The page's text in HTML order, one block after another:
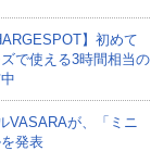
】初めて
で使える3時間相当の
VASARAが、「ミニ
発表